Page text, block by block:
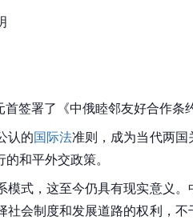
签署了《中俄睦邻友好合作条
认的国际法准则，成为当代两
和平外交政策。
式，这至今仍具有现实意义。
会制度和发展道路的权利，